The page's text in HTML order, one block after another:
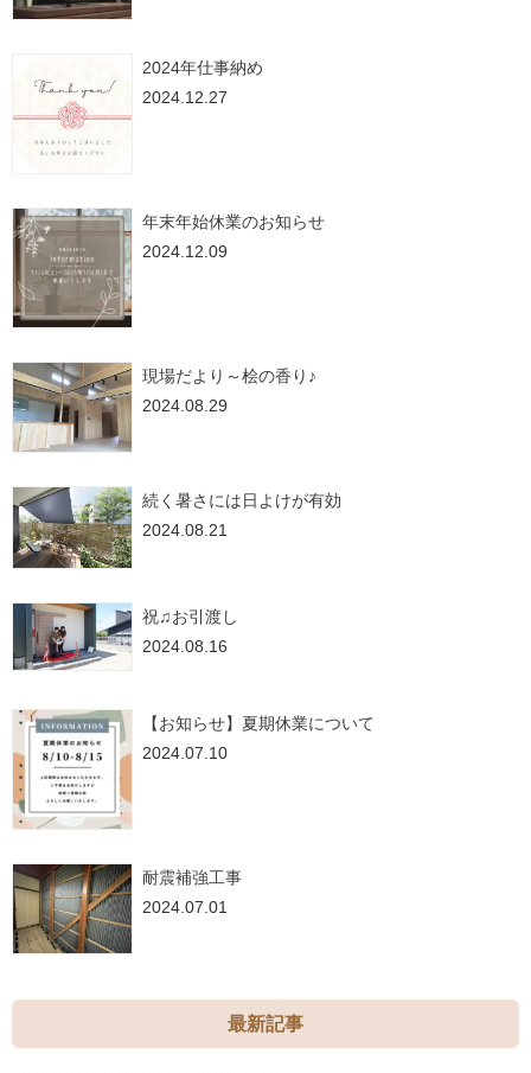
2024年仕事納め
2024.12.27
年末年始休業のお知らせ
2024.12.09
現場だより～桧の香り♪
2024.08.29
続く暑さには日よけが有効
2024.08.21
祝♫お引渡し
2024.08.16
【お知らせ】夏期休業について
2024.07.10
耐震補強工事
2024.07.01
最新記事